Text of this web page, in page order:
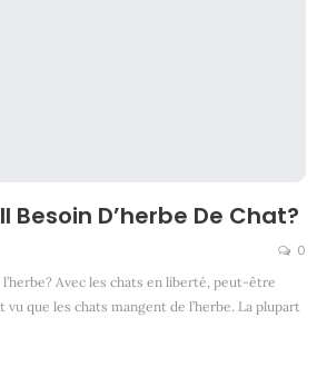
Besoin D’herbe De Chat?
0
Avec les chats en liberté, peut-être
vu que les chats mangent de l’herbe. La plupart